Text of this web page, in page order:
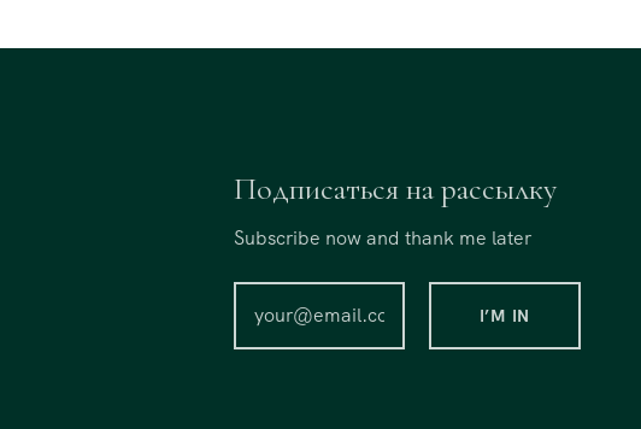
Подписаться на рассылку
Subscribe now and thank me later